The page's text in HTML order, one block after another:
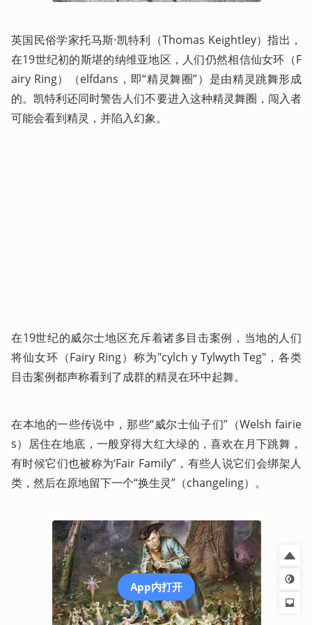
英国民俗学家托马斯·凯特利（Thomas Keightley）指出，
在19世纪初的斯堪的纳维亚地区，人们仍然相信仙女环（F
airy Ring）（elfdans，即“精灵舞圈”）是由精灵跳舞形成
的。凯特利还同时警告人们不要进入这种精灵舞圈，闯入者
可能会看到精灵，并陷入幻象。
在19世纪的威尔士地区充斥着诸多目击案例，当地的人们
将仙女环（Fairy Ring）称为"cylch y Tylwyth Teg"，各类
目击案例都声称看到了成群的精灵在环中起舞。
在本地的一些传说中，那些“威尔士仙子们”（Welsh fairie
s）居住在地底，一般穿得大红大绿的，喜欢在月下跳舞，
有时候它们也被称为‘Fair Family”，有些人说它们会绑架人
类，然后在原地留下一个“换生灵”（changeling）。
App内打开